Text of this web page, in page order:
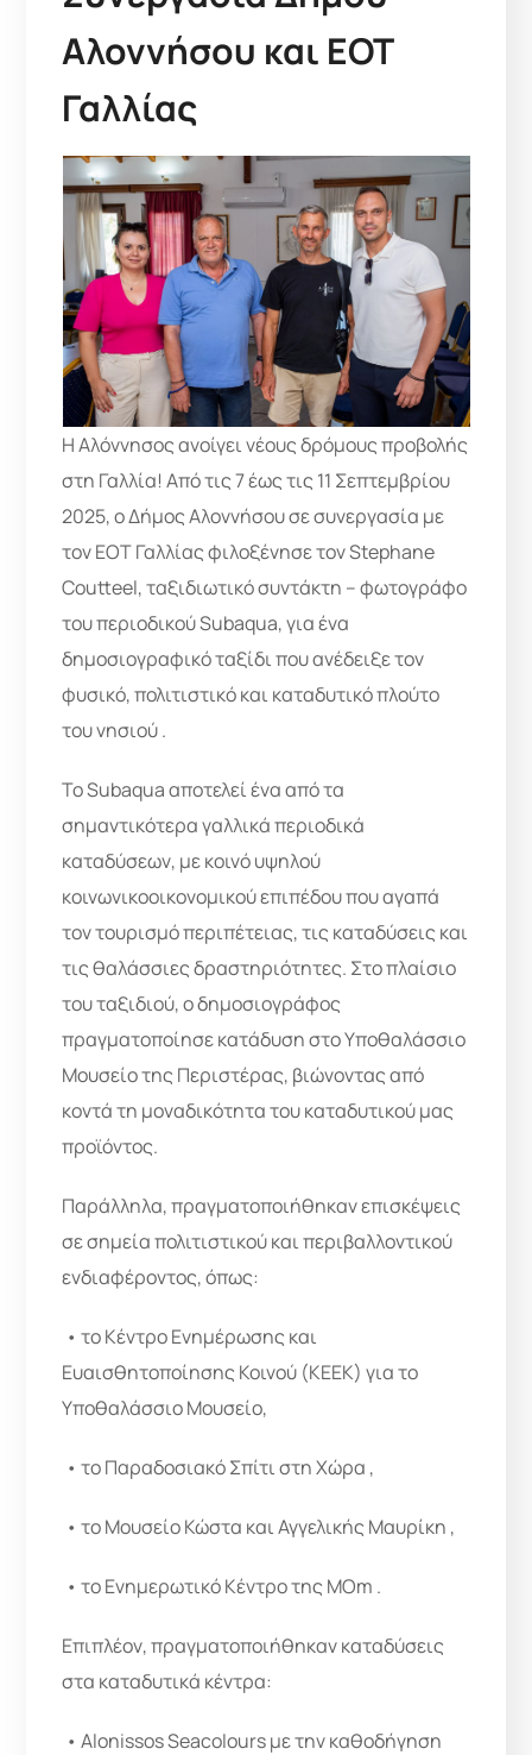
Αλοννήσου και ΕΟΤ
Γαλλίας
Η Αλόννησος ανοίγει νέους δρόμους προβολής
στη Γαλλία! Από τις 7 έως τις 11 Σεπτεμβρίου
2025, ο Δήμος Αλοννήσου σε συνεργασία με
τον ΕΟΤ Γαλλίας φιλοξένησε τον Stephane
Coutteel, ταξιδιωτικό συντάκτη – φωτογράφο
του περιοδικού Subaqua, για ένα
δημοσιογραφικό ταξίδι που ανέδειξε τον
φυσικό, πολιτιστικό και καταδυτικό πλούτο
του νησιού ️.
Το Subaqua αποτελεί ένα από τα
σημαντικότερα γαλλικά περιοδικά
καταδύσεων, με κοινό υψηλού
κοινωνικοοικονομικού επιπέδου που αγαπά
τον τουρισμό περιπέτειας, τις καταδύσεις και
τις θαλάσσιες δραστηριότητες. Στο πλαίσιο
του ταξιδιού, ο δημοσιογράφος
πραγματοποίησε κατάδυση στο Υποθαλάσσιο
Μουσείο της Περιστέρας, βιώνοντας από
κοντά τη μοναδικότητα του καταδυτικού μας
προϊόντος.
Παράλληλα, πραγματοποιήθηκαν επισκέψεις
σε σημεία πολιτιστικού και περιβαλλοντικού
ενδιαφέροντος, όπως:
• το Κέντρο Ενημέρωσης και
Ευαισθητοποίησης Κοινού (ΚΕΕΚ) για το
Υποθαλάσσιο Μουσείο,
• το Παραδοσιακό Σπίτι στη Χώρα ,
• το Μουσείο Κώστα και Αγγελικής Μαυρίκη ️,
• το Ενημερωτικό Κέντρο της MOm .
Επιπλέον, πραγματοποιήθηκαν καταδύσεις
στα καταδυτικά κέντρα:
• Alonissos Seacolours με την καθοδήγηση